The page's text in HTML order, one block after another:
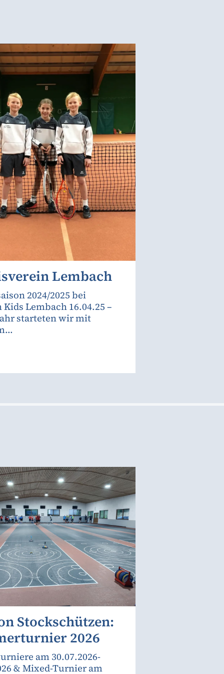
Lembach
2024/2025 bei
Lembach 16.04.25 –
starteten wir mit
Stockschützen:
2026
am 30.07.2026-
& Mixed-Turnier am